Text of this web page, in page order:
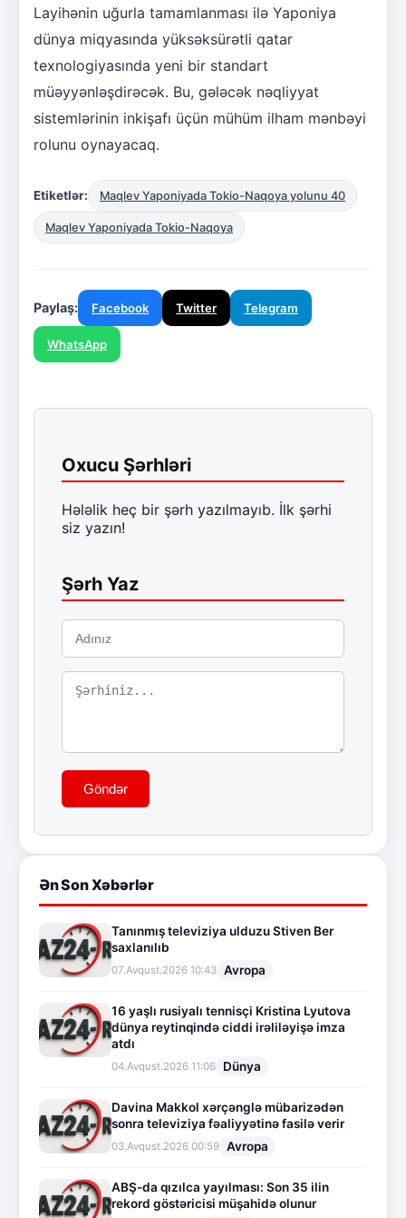
Layihənin uğurla tamamlanması ilə Yaponiya
dünya miqyasında yüksəksürətli qatar
texnologiyasında yeni bir standart
müəyyənləşdirəcək. Bu, gələcək nəqliyyat
sistemlərinin inkişafı üçün mühüm ilham mənbəyi
rolunu oynayacaq.
Etiketlər: Maqlev Yaponiyada Tokio-Naqoya yolunu 40
Maqlev Yaponiyada Tokio-Naqoya
Paylaş: Facebook Twitter Telegram
WhatsApp
Oxucu Şərhləri
Hələlik heç bir şərh yazılmayıb. İlk şərhi
siz yazın!
Şərh Yaz
Göndər
Ən Son Xəbərlər
Tanınmış televiziya ulduzu Stiven Ber
saxlanılıb
07.Avqust.2026 10:43 Avropa
16 yaşlı rusiyalı tennisçi Kristina Lyutova
dünya reytinqində ciddi irəliləyişə imza
atdı
04.Avqust.2026 11:06 Dünya
Davina Makkol xərçənglə mübarizədən
sonra televiziya fəaliyyətinə fasilə verir
03.Avqust.2026 00:59 Avropa
ABŞ-da qızılca yayılması: Son 35 ilin
rekord göstəricisi müşahidə olunur